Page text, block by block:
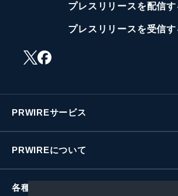
プレスリリースを配信す
プレスリリースを受信す
PRWIREサービス
PRWIREについて
各種お問い合わせ